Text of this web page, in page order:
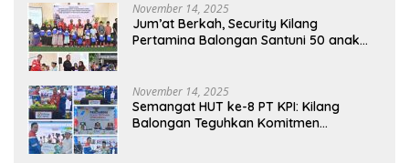
November 14, 2025
Jum’at Berkah, Security Kilang
Pertamina Balongan Santuni 50 anak
November 14, 2025
Semangat HUT ke-8 PT KPI: Kilang
Balongan Teguhkan Komitmen